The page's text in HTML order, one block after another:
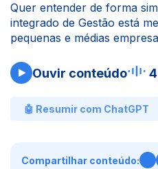
Quer entender de forma
integrado de Gestão está
pequenas e médias
Ouvir conteúdo
🤖 Resumir com ChatGPT
Compartilhar conteúdo: